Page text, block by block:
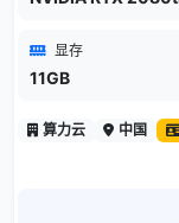
显存
11GB
算力云 中国